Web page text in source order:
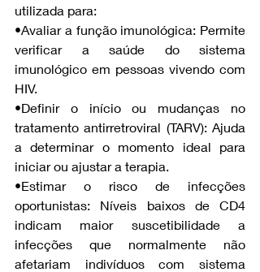
utilizada para:
•Avaliar a função imunológica: Permite
verificar a saúde do sistema
imunológico em pessoas vivendo com
HIV.
•Definir o início ou mudanças no
tratamento antirretroviral (TARV): Ajuda
a determinar o momento ideal para
iniciar ou ajustar a terapia.
•Estimar o risco de infecções
oportunistas: Níveis baixos de CD4
indicam maior suscetibilidade a
infecções que normalmente não
afetariam indivíduos com sistema